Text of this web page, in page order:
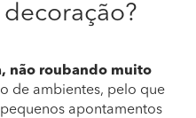
não roubando muito
de ambientes, pelo que
apontamentos